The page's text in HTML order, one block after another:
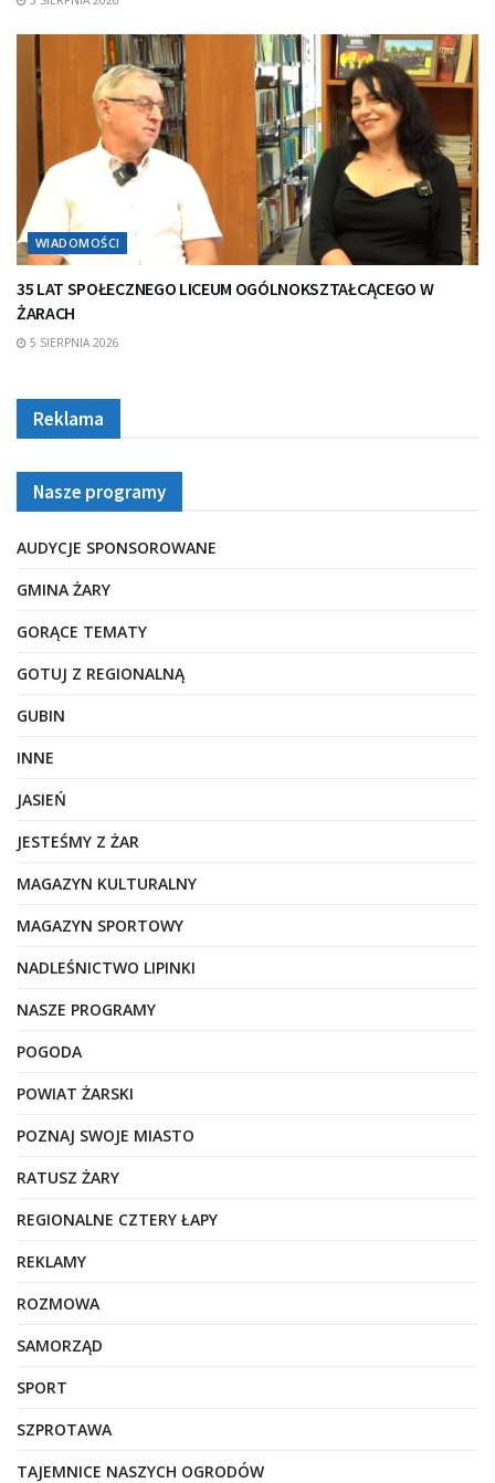
WIADOMOŚCI
35 LAT SPOŁECZNEGO LICEUM OGÓLNOKSZTAŁCĄCEGO W
ŻARACH
5 SIERPNIA 2026
Reklama
Nasze programy
AUDYCJE SPONSOROWANE
GMINA ŻARY
GORĄCE TEMATY
GOTUJ Z REGIONALNĄ
GUBIN
INNE
JASIEŃ
JESTEŚMY Z ŻAR
MAGAZYN KULTURALNY
MAGAZYN SPORTOWY
NADLEŚNICTWO LIPINKI
NASZE PROGRAMY
POGODA
POWIAT ŻARSKI
POZNAJ SWOJE MIASTO
RATUSZ ŻARY
REGIONALNE CZTERY ŁAPY
REKLAMY
ROZMOWA
SAMORZĄD
SPORT
SZPROTAWA
TAJEMNICE NASZYCH OGRODÓW